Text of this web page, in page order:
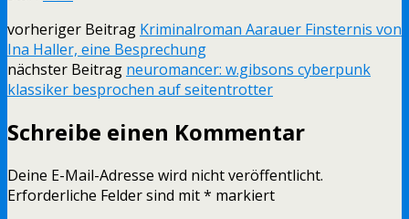
vorheriger Beitrag Kriminalroman Aarauer Finsternis von
Ina Haller, eine Besprechung
nächster Beitrag neuromancer: w.gibsons cyberpunk
klassiker besprochen auf seitentrotter
Schreibe einen Kommentar
Deine E-Mail-Adresse wird nicht veröffentlicht.
Erforderliche Felder sind mit* markiert